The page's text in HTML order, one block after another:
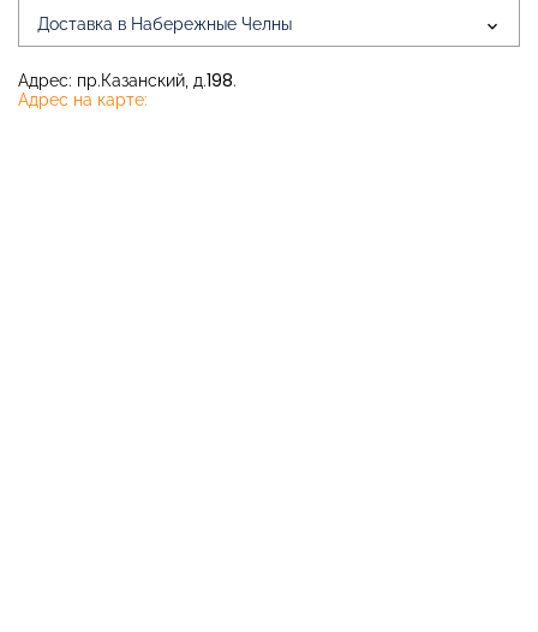
Доставка в Набережные Челны
Адрес: пр.Казанский, д.198.
Адрес на карте: